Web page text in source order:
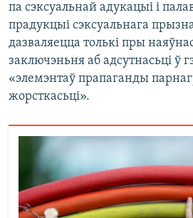
па сэксуальнай адукацыі і
прадукцыі сэксуальнага
дазваляецца толькі пры
заключэньня аб адсутнасьці ў
«элемэнтаў прапаганды
жорсткасьці».